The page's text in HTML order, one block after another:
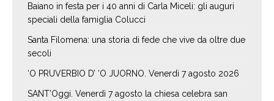
Baiano in festa per i 40 anni di Carla Miceli: gli auguri
speciali della famiglia Colucci
Santa Filomena: una storia di fede che vive da oltre due
secoli
‘O PRUVERBIO D’ ‘O JUORNO. Venerdì 7 agosto 2026
SANT’Oggi. Venerdì 7 agosto la chiesa celebra san